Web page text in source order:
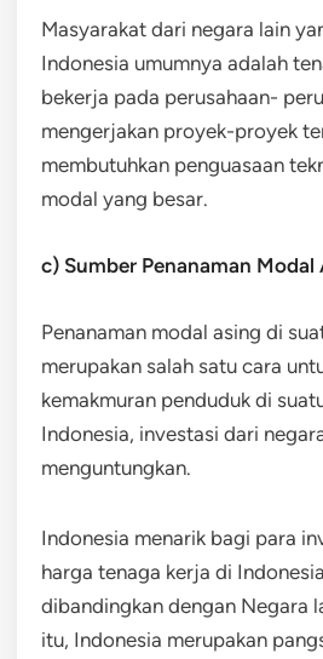
Masyarakat dari negara lain
Indonesia umumnya adalah
bekerja pada perusahaan-
mengerjakan proyek-proyek
membutuhkan penguasaan
modal yang besar.
c) Sumber Penanaman Modal
Penanaman modal asing di
merupakan salah satu cara
kemakmuran penduduk di
Indonesia, investasi dari
menguntungkan.
Indonesia menarik bagi para
harga tenaga kerja di
dibandingkan dengan Negara
itu, Indonesia merupakan